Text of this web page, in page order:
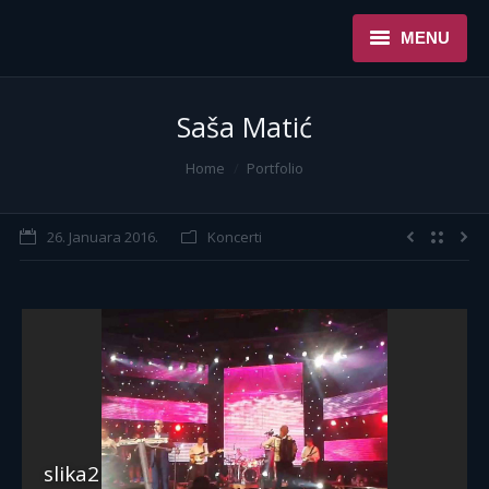
MENU
REFERENCE
KONTAKT
Saša Matić
Home Portfolio
26. Januara 2016. Koncerti
slika2